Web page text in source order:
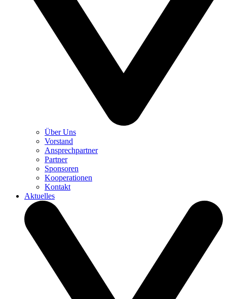
Über Uns
Vorstand
Ansprechpartner
Partner
Sponsoren
Kooperationen
Kontakt
Aktuelles